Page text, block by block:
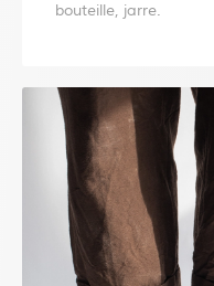
bouteille, jarre.